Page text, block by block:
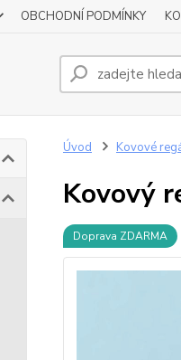
OBCHODNÍ PODMÍNKY
Úvod Kovové
Kovový
Doprava ZDARMA